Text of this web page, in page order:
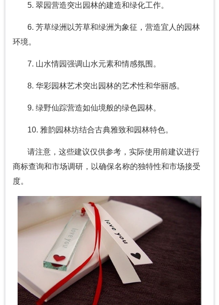
5. 翠园营造突出园林的建造和绿化工作。
6. 芳草绿洲以芳草和绿洲为象征，营造宜人的园林
环境。
7. 山水情园强调山水元素和情感氛围。
8. 华彩园林艺术突出园林的艺术性和华丽感。
9. 绿野仙踪营造如仙境般的绿色园林。
10. 雅韵园林坊结合古典雅致和园林特色。
请注意，这些建议仅供参考，实际使用前建议进行
商标查询和市场调研，以确保名称的独特性和市场接受
度。